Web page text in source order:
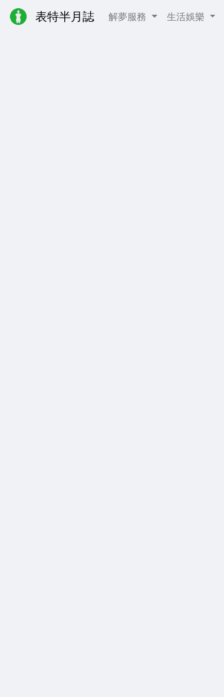
表特半月誌 解夢服務 生活娛樂